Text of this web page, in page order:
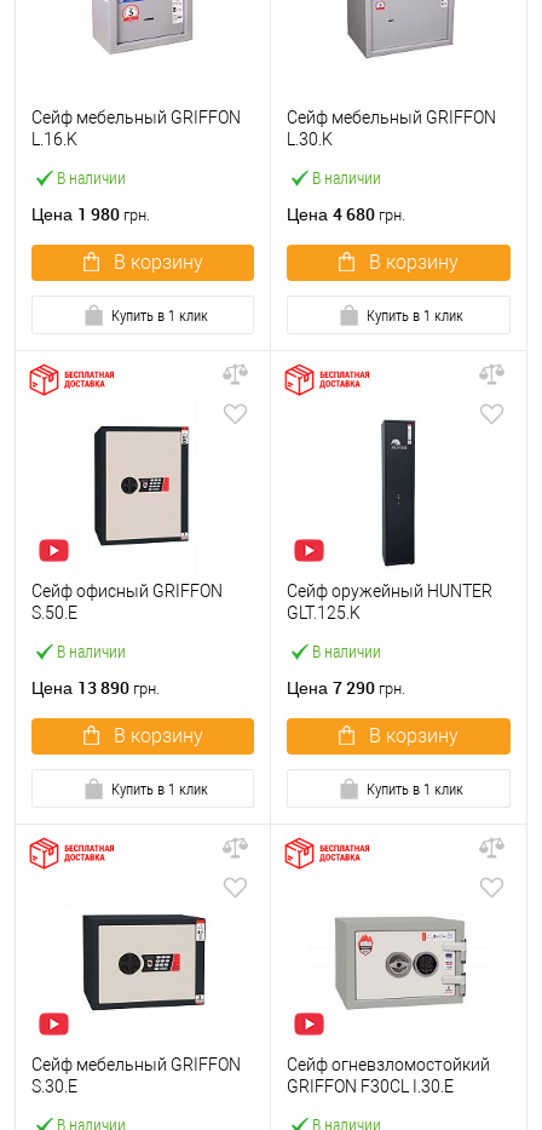
В наличии
Сейф мебельный GRIFFON
L.16.K
Цена 1 980 грн.
В корзину
Купить в 1 клик
В наличии
Сейф мебельный GRIFFON
L.30.K
Цена 4 680 грн.
В корзину
Купить в 1 клик
В наличии
Сейф офисный GRIFFON
S.50.E
Цена 13 890 грн.
В корзину
Купить в 1 клик
В наличии
Сейф оружейный HUNTER
GLT.125.K
Цена 7 290 грн.
В корзину
Купить в 1 клик
В наличии
Сейф мебельный GRIFFON
S.30.E
В наличии
Сейф огневзломостойкий
GRIFFON F30CL I.30.E